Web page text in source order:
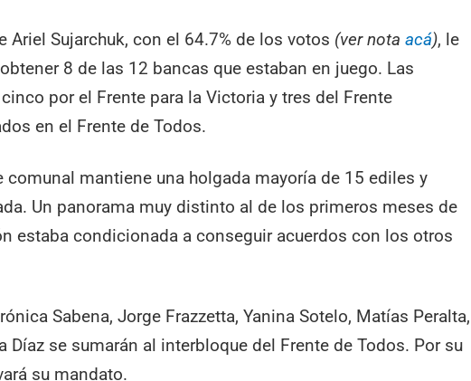
Ariel Sujarchuk, con el 64.7% de los votos (ver notaacá), le
8 de las 12 bancas que estaban en juego. Las
por el Frente para la Victoria y tres del Frente
en el Frente de Todos.
comunal mantiene una holgada mayoría de 15 ediles y
Un panorama muy distinto al de los primeros meses de
estaba condicionada a conseguir acuerdos con los otros
Sabena, Jorge Frazzetta, Yanina Sotelo, Matías Peralta,
Díaz se sumarán al interbloque del Frente de Todos. Por su
su mandato.